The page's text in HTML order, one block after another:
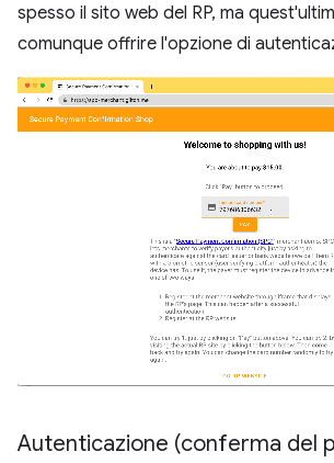
spesso il sito web del RP, ma
comunque offrire l'opzione di
Autenticazione (conferma del